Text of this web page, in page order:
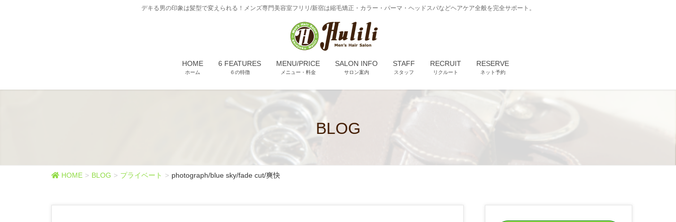
デキる男の印象は髪型で変えられる！メンズ専門美容室フリリ/新宿は縮毛矯正・カラー・パーマ・ヘッドスパなどヘアケア全般を完全サポート。
HOME
ホーム
6 FEATURES
６の特徴
MENU/PRICE
メニュー・料金
SALON INFO
サロン案内
STAFF
スタッフ
RECRUIT
リクルート
RESERVE
ネット予約
BLOG
HOME BLOG プライベート photograph/blue sky/fade cut/爽快